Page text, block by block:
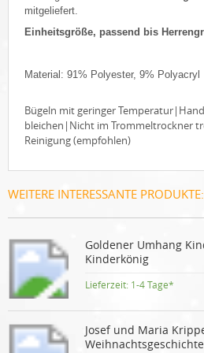
mitgeliefert.
Einheitsgröße, passend bis
Material: 91% Polyester, 9% Polyacryl
Bügeln mit geringer
bleichen|Nicht im Trommeltrockner
Reinigung (empfohlen)
WEITERE INTERESSANTE PRODUKTE:
Goldener Umhang
Kinderkönig
Lieferzeit: 1-4 Tage*
Josef und Maria